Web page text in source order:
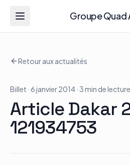
Groupe Quad
Groupe Quad Action
Accueil
RZR
ATV
RGR
Retour aux actualités
Billet · 6 janvier 2014· 3 min de lecture
Article Dakar
121934753